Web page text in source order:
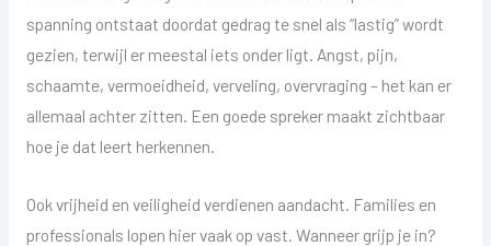
spanning ontstaat doordat gedrag te snel als “lastig” wordt
gezien, terwijl er meestal iets onder ligt. Angst, pijn,
schaamte, vermoeidheid, verveling, overvraging – het kan er
allemaal achter zitten. Een goede spreker maakt zichtbaar
hoe je dat leert herkennen.
Ook vrijheid en veiligheid verdienen aandacht. Families en
professionals lopen hier vaak op vast. Wanneer grijp je in?